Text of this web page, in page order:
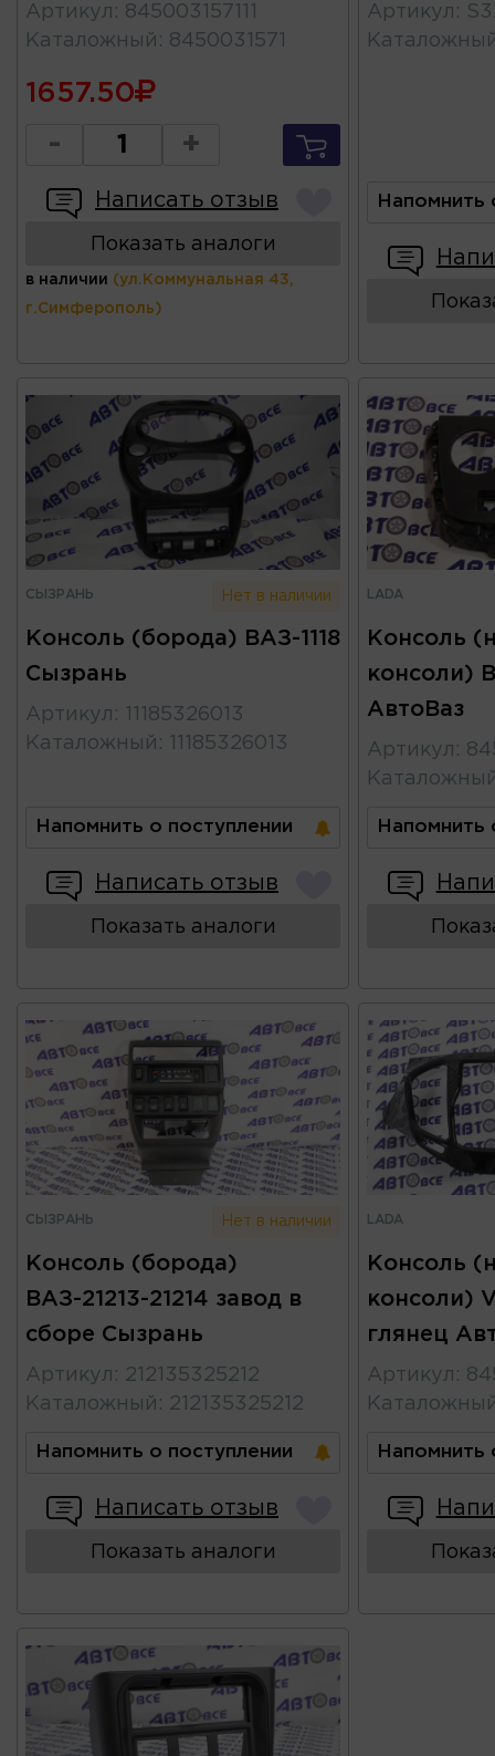
Артикул : 845003157111
Каталожный : 8450031571
1657.50
- +
Написать отзыв
Показать аналоги
в наличии (ул.Коммунальная 43,
г.Симферополь)
Артикул :
Напомнить
СЫЗРАНЬ Нет в наличии
Консоль (борода) ВАЗ-1118
Сызрань
Артикул :
11185326013
Каталожный : 11185326013
Напомнить о поступлении
Написать отзыв
Показать аналоги
LADA
Консоль
консоли)
АвтоВаз
Артикул :
Напомнить
СЫЗРАНЬ Нет в наличии
Консоль (борода)
ВАЗ-21213-21214 завод в
сборе Сызрань
Артикул : 212135325212
Каталожный : 212135325212
Напомнить о поступлении
Написать отзыв
Показать аналоги
LADA
Консоль
консоли)
глянец
Артикул :
Напомнить